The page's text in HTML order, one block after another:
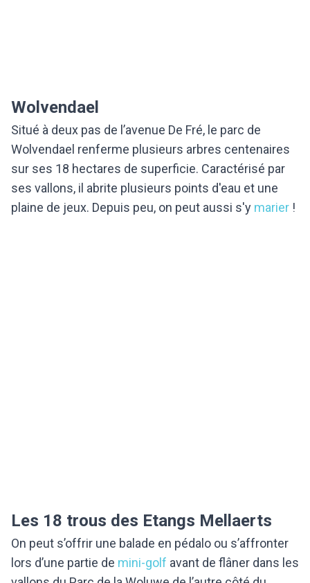
Wolvendael
Situé à deux pas de l’avenue De Fré, le parc de
Wolvendael renferme plusieurs arbres centenaires
sur ses 18 hectares de superficie. Caractérisé par
ses vallons, il abrite plusieurs points d'eau et une
plaine de jeux. Depuis peu, on peut aussi s'y marier !
Les 18 trous des Etangs Mellaerts
On peut s’offrir une balade en pédalo ou s’affronter
lors d’une partie de mini-golf avant de flâner dans les